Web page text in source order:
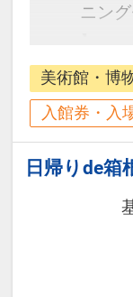
ニン
美術館・博
入館券・入
日帰りde箱